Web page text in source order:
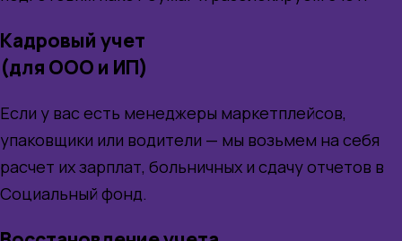
Кадровый учет
(для ООО и ИП)
Если у вас есть менеджеры маркетплейсов,
упаковщики или водители — мы возьмем на себя
расчет их зарплат, больничных и сдачу отчетов в
Социальный фонд.